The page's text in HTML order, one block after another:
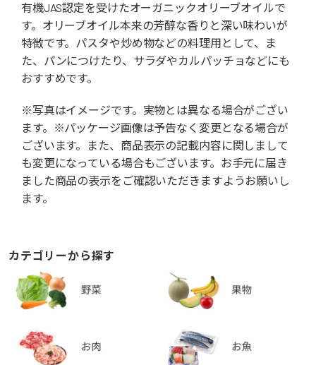
有機JAS認定を受けたオーガニックオリーブオイルで
す。オリーブオイル本来の芳醇な香りと深い味わいが
特徴です。パスタや炒め物などの料理用として、ま
た、パンにつけたり、サラダやカルパッチョなどにも
おすすめです。
※写真はイメージです。実物とは異なる場合がござい
ます。※パッケージ画像は予告なく変更となる場合が
ございます。また、商品表示の記載内容に関しまして
も変更になっている場合もございます。お手元に届き
ました商品の表示をご確認いただきますようお願いし
ます。
カテゴリーから探す